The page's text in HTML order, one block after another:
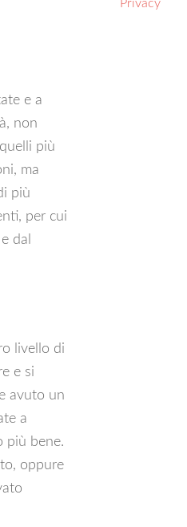
e a
non
più
ma
più
per cui
dal
livello di
e si
avuto un
a
più bene.
oppure
Privacy